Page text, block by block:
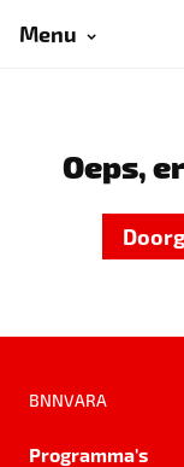
Menu
Oeps,
BNNVARA
Programma's